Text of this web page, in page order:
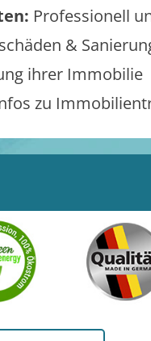
Professionell
&
ihrer Immobilie
zu